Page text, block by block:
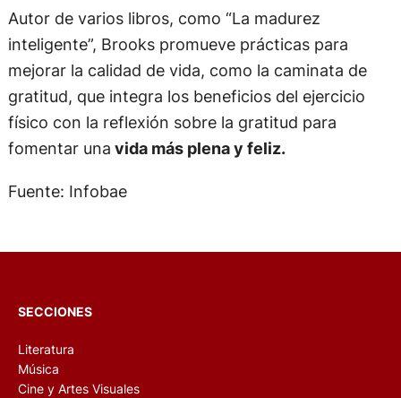
Autor de varios libros, como “La madurez
inteligente”, Brooks promueve prácticas para
mejorar la calidad de vida, como la caminata de
gratitud, que integra los beneficios del ejercicio
físico con la reflexión sobre la gratitud para
fomentar una vida más plena y feliz.
Fuente: Infobae
SECCIONES
Literatura
Música
Cine y Artes Visuales